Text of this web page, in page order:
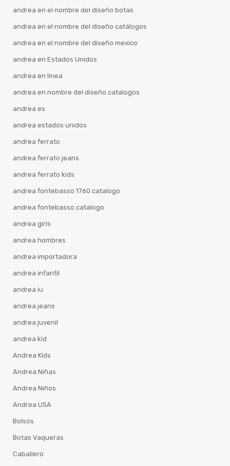
andrea en el nombre del diseño botas
andrea en el nombre del diseño catálogos
andrea en el nombre del diseño mexico
andrea en Estados Unidos
andrea en linea
andrea en nombre del diseño catalogos
andrea es
andrea estados unidos
andrea ferrato
andrea ferrato jeans
andrea ferrato kids
andrea fontebasso 1760 catalogo
andrea fontebasso catalogo
andrea girls
andrea hombres
andrea importadora
andrea infantil
andrea iu
andrea jeans
andrea juvenil
andrea kid
Andrea Kids
Andrea Niñas
Andrea Niños
Andrea USA
Bolsos
Botas Vaqueras
Caballero